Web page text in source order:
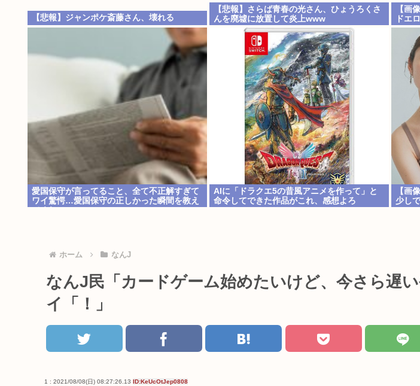
【悲報】ジャンポケ斎藤さん、壊れる
【悲報】さらば青春の光さん、ひょうろくさ
んを廃墟に放置して炎上www
【画
ドエ
愛国保守が言ってること、全て不正解すぎて
ワイ驚愕…愛国保守の正しかった瞬間を教え
AIに「ドラクエ5の昔風アニメを作って」と
命令してできた作品がこれ、感想よろ
【画
少し
ホーム なんJ
なんJ民「カードゲーム始めたいけど、今さら遅
イ「！」
1 : 2021/08/08(日) 08:27:26.13 ID:KeUcOtJep0808